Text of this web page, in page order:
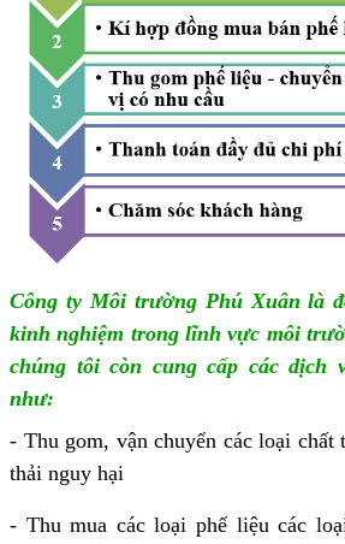
Công ty Môi trường Phú Xuân là
kinh nghiệm trong lĩnh vực môi
chúng tôi còn cung cấp các dịch
như:
- Thu gom, vận chuyển các loại chất
thải nguy hại
- Thu mua các loại phế liệu các